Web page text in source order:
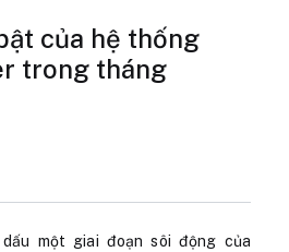
trong tháng
một giai đoạn sôi động của